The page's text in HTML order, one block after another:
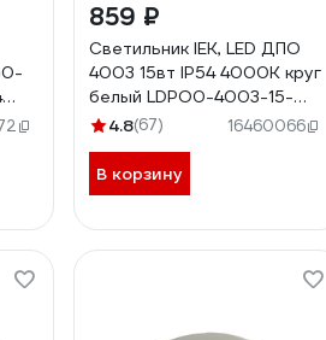
859 ₽
Светильник IEK, LED ДПО
4003 15вт IP54 4000K круг
белый LDPO0-4003-15-
4000-K01
4.8(67) 16460066
В корзину